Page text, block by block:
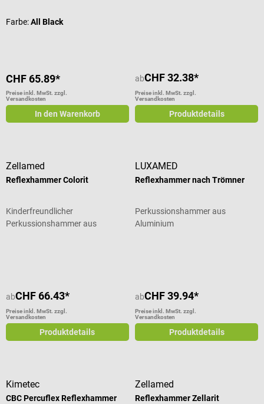
Farbe:All Black
CHF 65.89*
Preise inkl. MwSt. zzgl.
Versandkosten
In den Warenkorb
abCHF 32.38*
Preise inkl. MwSt. zzgl.
Versandkosten
Produktdetails
Zellamed
Reflexhammer Colorit
Kinderfreundlicher
Perkussionshammer aus
abCHF 66.43*
Preise inkl. MwSt. zzgl.
Versandkosten
Produktdetails
LUXAMED
Reflexhammer nach Trömner
Perkussionshammer aus
Aluminium
abCHF 39.94*
Preise inkl. MwSt. zzgl.
Versandkosten
Produktdetails
Kimetec
CBC Percuflex Reflexhammer
Zellamed
Reflexhammer Zellarit